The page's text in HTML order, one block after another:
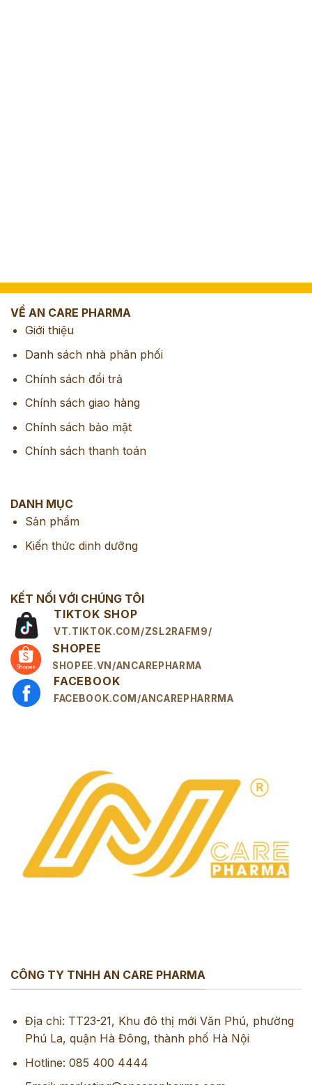
VỀ AN CARE PHARMA
Giới thiệu
Danh sách nhà phân phối
Chính sách đổi trả
Chính sách giao hàng
Chính sách bảo mật
Chính sách thanh toán
DANH MỤC
Sản phẩm
Kiến thức dinh dưỡng
KẾT NỐI VỚI CHÚNG TÔI
TIKTOK SHOP
VT.TIKTOK.COM/ZSL2RAFM9/
SHOPEE
SHOPEE.VN/ANCAREPHARMA
FACEBOOK
FACEBOOK.COM/ANCAREPHARRMA
CÔNG TY TNHH AN CARE PHARMA
Địa chỉ: TT23-21, Khu đô thị mới Văn Phú, phường
Phú La, quận Hà Đông, thành phố Hà Nội
Hotline: 085 400 4444